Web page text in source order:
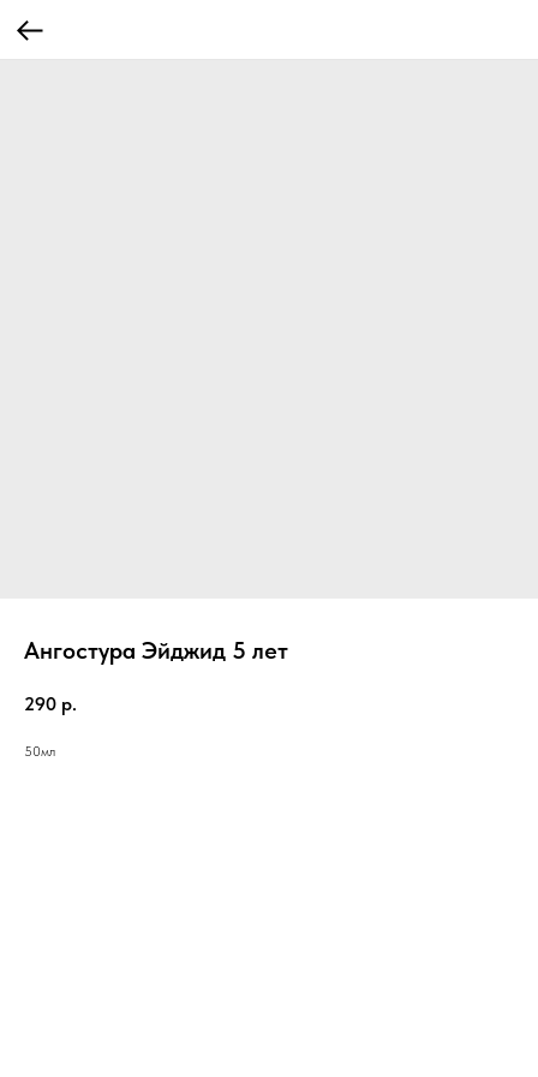
Ангостура Эйджид 5 лет
290 р.
50мл